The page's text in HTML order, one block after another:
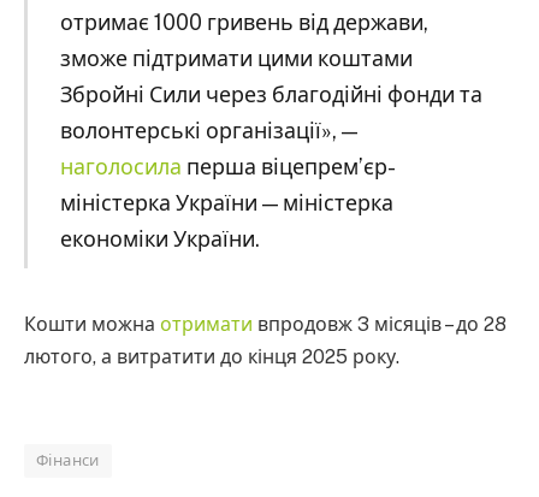
отримає 1000 гривень від держави,
зможе підтримати цими коштами
Збройні Сили через благодійні фонди та
волонтерські організації», —
наголосила перша віцепрем’єр-
міністерка України — міністерка
економіки України.
Кошти можна отримати впродовж 3 місяців – до 28
лютого, а витратити до кінця 2025 року.
Фінанси